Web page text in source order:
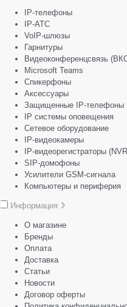
IP-телефоны
IP-АТС
VoIP-шлюзы
Гарнитуры
Видеоконференцсвязь
Microsoft Teams
Спикерфоны
Аксессуары
Защищенные IP-телефоны
IP системы оповещения
Сетевое оборудование
IP-видеокамеры
IP-видеорегистраторы
SIP-домофоны
Усилители GSM-сигнала
Компьютеры и периферия
Информация
О магазине
Бренды
Оплата
Доставка
Статьи
Новости
Договор оферты